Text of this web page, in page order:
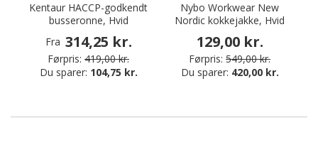
Kentaur HACCP-godkendt
busseronne, Hvid
Fra 314,25 kr.
Førpris: 419,00 kr.
Du sparer: 104,75 kr.
Nybo Workwear New
Nordic kokkejakke, Hvid
129,00 kr.
Førpris: 549,00 kr.
Du sparer: 420,00 kr.